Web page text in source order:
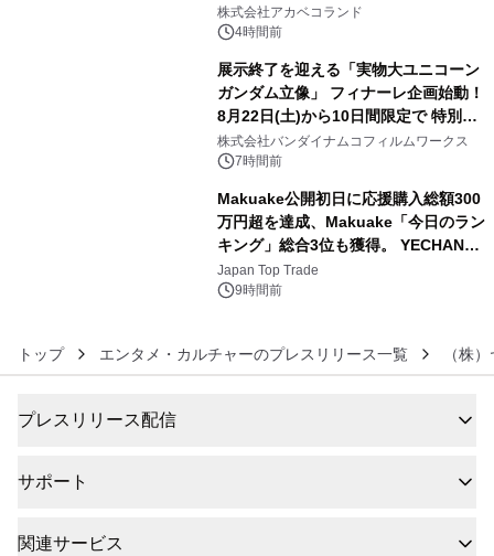
株式会社アカベコランド
4時間前
展示終了を迎える「実物大ユニコーン
ガンダム立像」 フィナーレ企画始動！
8月22日(土)から10日間限定で 特別映
像『UNICORN GUNDAM Statue ―
BEYOND POSSIBILITY ―』を上映！
株式会社バンダイナムコフィルムワークス
7時間前
Makuake公開初日に応援購入総額300
万円超を達成、Makuake「今日のラン
キング」総合3位も獲得。 YECHAN音
浴シンギングボウル第2弾の大型サイ
ズ（XL・2XL・3XL）を先行販売中
Japan Top Trade
9時間前
トップ エンタメ・カルチャーのプレスリリース一覧 （株
プレスリリース配信
サポート
関連サービス